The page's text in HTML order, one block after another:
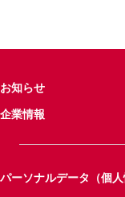
お知らせ
企業情報
パーソナルデータ（個